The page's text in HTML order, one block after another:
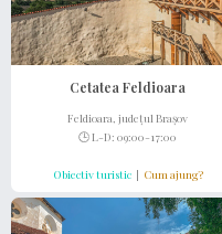
Cetatea Feldioara
Feldioara, județul Brașov
🕒 L-D: 09:00-17:00
Obiectiv turistic | Cum ajung?